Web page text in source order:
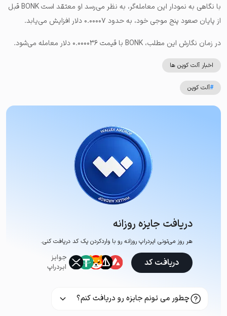
با نگاهی به نمودار این معامله‌گر، به نظر می‌رسد او معتقد است BONK قبل
از پایان صعود پنج موجی خود، به حدود ۰.۰۰۰۰۷ دلار افزایش می‌یابد.
در زمان نگارش این مطلب، BONK با قیمت ۰.۰۰۰۰۳۶ دلار معامله می‌شود.
اخبار آلت کوین ها
#آلت کوین
دریافت جایزه روزانه
هر روز می‌تونی ایردراپ روزانه رو با وارد‌کردن یک کد دریافت کنی.
جوایز
ایردراپ
دریافت کد
چطور می تونم جایزه رو دریافت کنم؟